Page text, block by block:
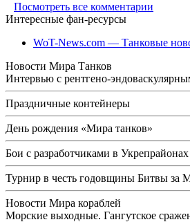
Посмотреть все комментарии
Интересные фан-ресурсы
WoT-News.com — Танковые
Новости Мира Танков
Интервью с рентгено-
Праздничные контейнеры
День рождения «Мира танков»
Бои с разработчиками в Укрепрайонах
Турнир в честь годовщины Битвы за
Новости Мира кораблей
Морские выходные. Гангутское